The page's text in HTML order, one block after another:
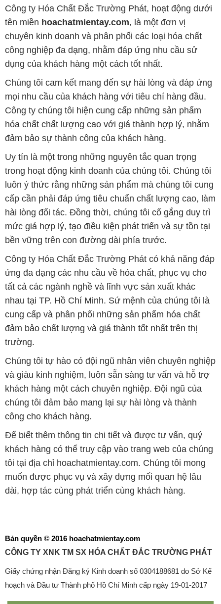
Công ty Hóa Chất Đắc Trường Phát, hoạt động dưới
tên miền hoachatmientay.com, là một đơn vị
chuyên kinh doanh và phân phối các loại hóa chất
công nghiệp đa dạng, nhằm đáp ứng nhu cầu sử
dụng của khách hàng một cách tốt nhất.
Chúng tôi cam kết mang đến sự hài lòng và đáp ứng
mọi nhu cầu của khách hàng với tiêu chí hàng đầu.
Công ty chúng tôi hiện cung cấp những sản phẩm
hóa chất chất lượng cao với giá thành hợp lý, nhằm
đảm bảo sự thành công của khách hàng.
Uy tín là một trong những nguyên tắc quan trọng
trong hoạt động kinh doanh của chúng tôi. Chúng tôi
luôn ý thức rằng những sản phẩm mà chúng tôi cung
cấp cần phải đáp ứng tiêu chuẩn chất lượng cao, làm
hài lòng đối tác. Đồng thời, chúng tôi cố gắng duy trì
mức giá hợp lý, tạo điều kiện phát triển và sự tồn tại
bền vững trên con đường dài phía trước.
Công ty Hóa Chất Đắc Trường Phát có khả năng đáp
ứng đa dạng các nhu cầu về hóa chất, phục vụ cho
tất cả các ngành nghề và lĩnh vực sản xuất khác
nhau tại TP. Hồ Chí Minh. Sứ mệnh của chúng tôi là
cung cấp và phân phối những sản phẩm hóa chất
đảm bảo chất lượng và giá thành tốt nhất trên thị
trường.
Chúng tôi tự hào có đội ngũ nhân viên chuyên nghiệp
và giàu kinh nghiệm, luôn sẵn sàng tư vấn và hỗ trợ
khách hàng một cách chuyên nghiệp. Đội ngũ của
chúng tôi đảm bảo mang lại sự hài lòng và thành
công cho khách hàng.
Để biết thêm thông tin chi tiết và được tư vấn, quý
khách hàng có thể truy cập vào trang web của chúng
tôi tại địa chỉ hoachatmientay.com. Chúng tôi mong
muốn được phục vụ và xây dựng mối quan hệ lâu
dài, hợp tác cùng phát triển cùng khách hàng.
Bản quyền © 2016 hoachatmientay.com
CÔNG TY XNK TM SX HÓA CHẤT ĐẮC TRƯỜNG PHÁT
Giấy chứng nhận Đăng ký Kinh doanh số 0304188681 do Sở Kế
hoạch và Đầu tư Thành phố Hồ Chí Minh cấp ngày 19-01-2017